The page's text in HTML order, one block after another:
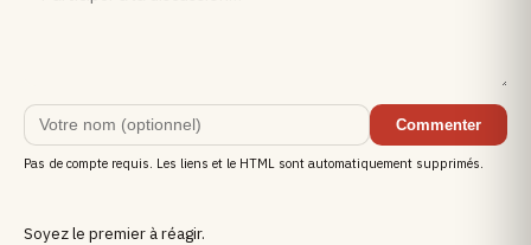
Commenter
Pas de compte requis. Les liens et le HTML sont automatiquement supprimés.
Soyez le premier à réagir.